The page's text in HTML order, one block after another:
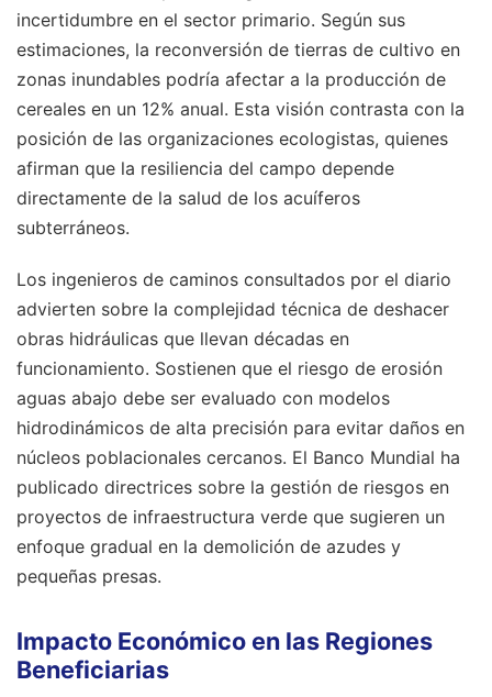
incertidumbre en el sector primario. Según sus
estimaciones, la reconversión de tierras de cultivo en
zonas inundables podría afectar a la producción de
cereales en un 12% anual. Esta visión contrasta con la
posición de las organizaciones ecologistas, quienes
afirman que la resiliencia del campo depende
directamente de la salud de los acuíferos
subterráneos.
Los ingenieros de caminos consultados por el diario
advierten sobre la complejidad técnica de deshacer
obras hidráulicas que llevan décadas en
funcionamiento. Sostienen que el riesgo de erosión
aguas abajo debe ser evaluado con modelos
hidrodinámicos de alta precisión para evitar daños en
núcleos poblacionales cercanos. El Banco Mundial ha
publicado directrices sobre la gestión de riesgos en
proyectos de infraestructura verde que sugieren un
enfoque gradual en la demolición de azudes y
pequeñas presas.
Impacto Económico en las Regiones
Beneficiarias